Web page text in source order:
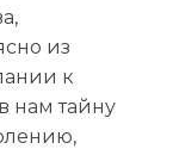
из
к
нам тайну